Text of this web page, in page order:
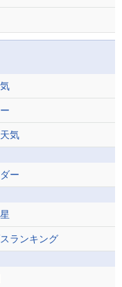
気
ー
ランキング